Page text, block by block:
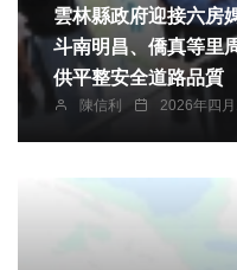
雲林縣政府迎接六房
斗南明昌、僑真等里
供平整安全道路品質
陳信利 2026年四